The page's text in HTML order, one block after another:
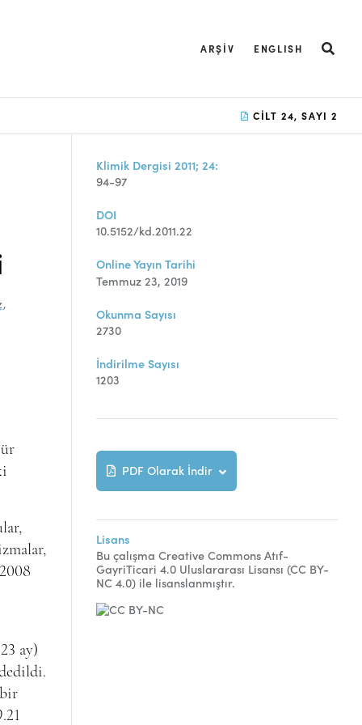
ARŞIV ENGLISH
CILT 24, SAYI 2
,
ay)
Klimik Dergisi 2011; 24:
94-97
DOI
10.5152/kd.2011.22
Online Yayın Tarihi
Temmuz 23, 2019
Okunma Sayısı
2730
İndirilme Sayısı
1203
PDF Olarak İndir
Lisans
Bu çalışma Creative Commons Atıf-
GayriTicari 4.0 Uluslararası Lisansı (CC BY-
NC 4.0) ile lisanslanmıştır.